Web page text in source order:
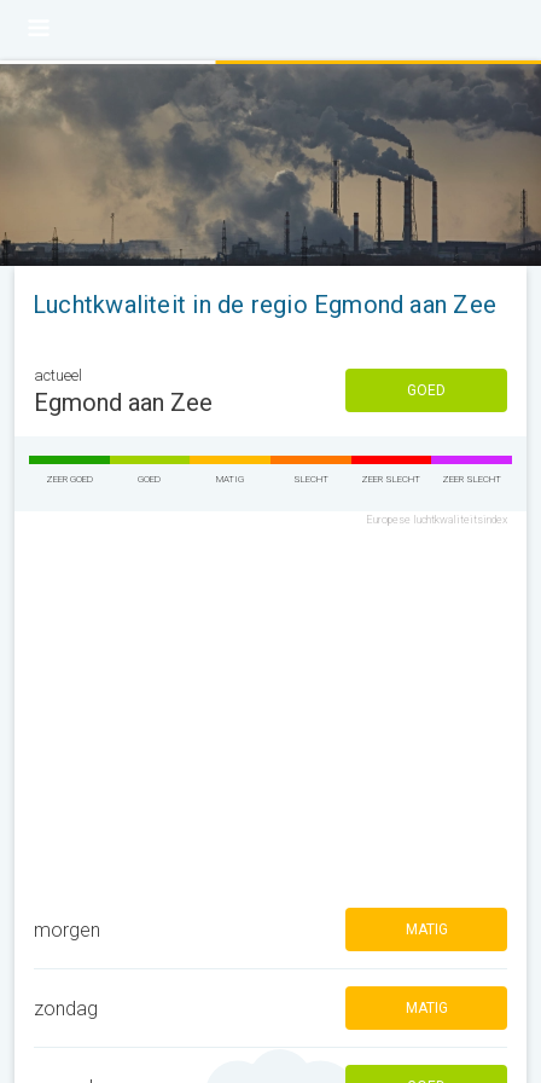
Luchtkwaliteit in de regio Egmond aan Zee
actueel
Egmond aan Zee GOED
ZEER GOED GOED MATIG SLECHT ZEER SLECHT ZEER SLECHT
Europese luchtkwaliteitsindex
morgen MATIG
zondag MATIG